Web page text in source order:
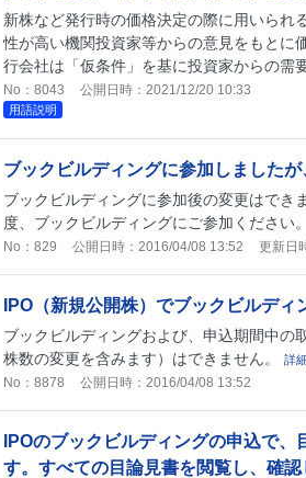
新株など発行時の価格決定の際に用いられ
性が高い機関投資家等からの意見をもとに
行会社は「仮条件」を基に投資家からの需
No：8043 公開日時：2021/12/20 10:33
用語説明
ブックビルディングに参加しました
ブックビルディングに参加後の変更はでき
度、ブックビルディングにご参加ください。
No：829 公開日時：2016/04/08 13:52 更新日
IPO（新規公開株）でブックビルディ
ブックビルディングおよび、申込期間中の
株数の変更を含みます）はできません。
詳
No：8878 公開日時：2016/04/08 13:52
IPOのブックビルディングの申込で、
す。すべての目論見書を閲覧し、確